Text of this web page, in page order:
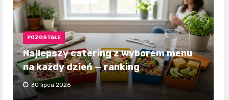
POZOSTAŁE
Najlepszy catering z wyborem menu
na każdy dzień — ranking
30 lipca 2026